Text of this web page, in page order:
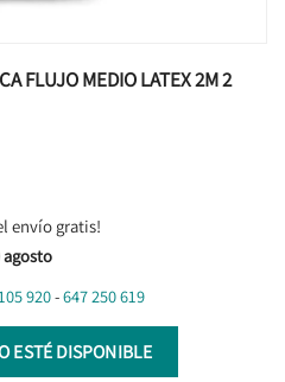
FLUJO MEDIO LATEX 2M 2
envío gratis!
agosto
920-647 250 619
ESTÉ DISPONIBLE